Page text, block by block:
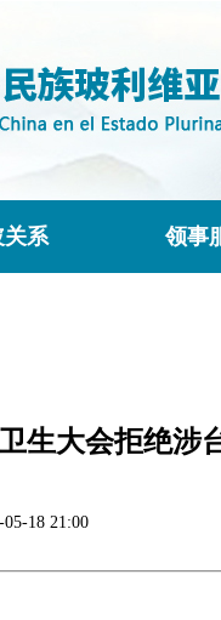
关系 领事
生大会拒绝涉
05-18 21:00